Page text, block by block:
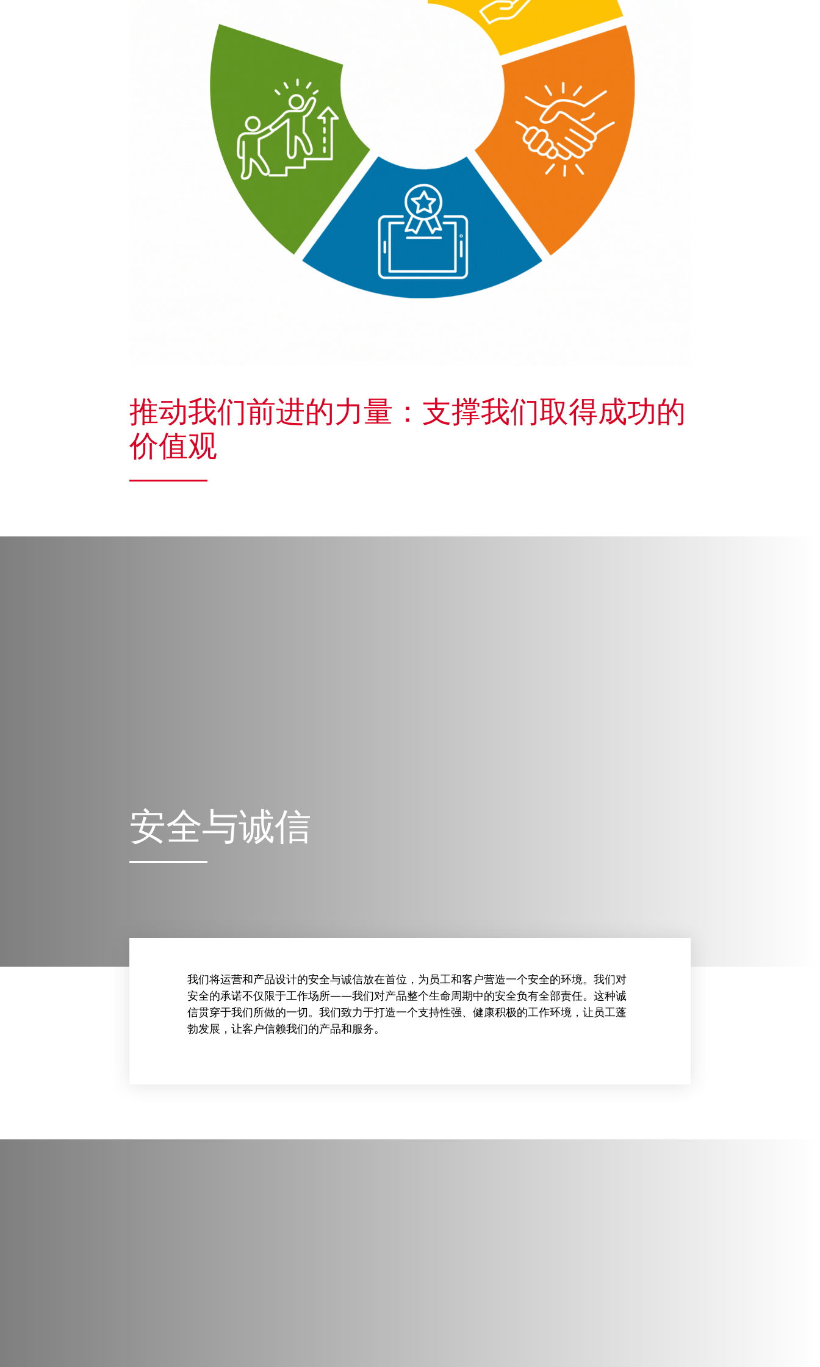
推动我们前进的力量：支撑我们取得成功的
价值观
安全与诚信
我们将运营和产品设计的安全与诚信放在首位，为员工和客户营造一个安全的环境。我们对
安全的承诺不仅限于工作场所——我们对产品整个生命周期中的安全负有全部责任。这种诚
信贯穿于我们所做的一切。我们致力于打造一个支持性强、健康积极的工作环境，让员工蓬
勃发展，让客户信赖我们的产品和服务。